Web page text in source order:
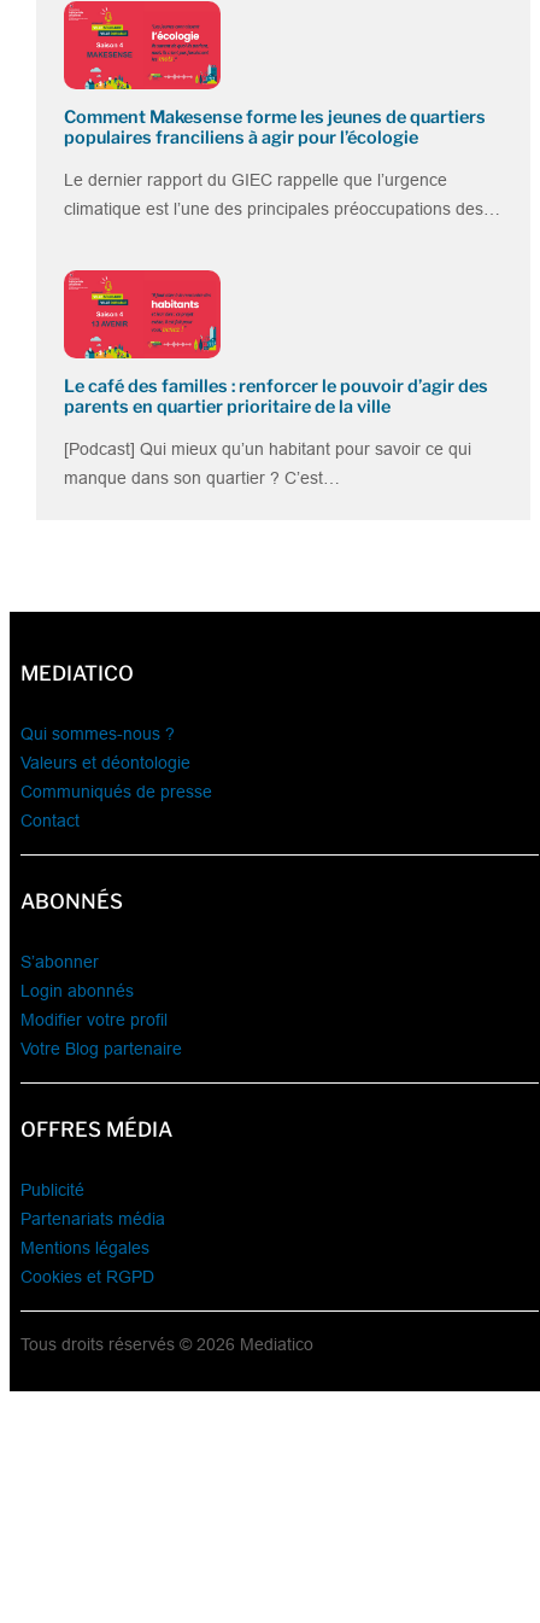
Comment Makesense forme les jeunes de quartiers
populaires franciliens à agir pour l’écologie
Le dernier rapport du GIEC rappelle que l’urgence
climatique est l’une des principales préoccupations des…
Le café des familles : renforcer le pouvoir d’agir des
parents en quartier prioritaire de la ville
[Podcast] Qui mieux qu’un habitant pour savoir ce qui
manque dans son quartier ? C’est…
MEDIATICO
Qui sommes-nous ?
Valeurs et déontologie
Communiqués de presse
Contact
ABONNÉS
S’abonner
Login abonnés
Modifier votre profil
Votre Blog partenaire
OFFRES MÉDIA
Publicité
Partenariats média
Mentions légales
Cookies et RGPD
Tous droits réservés © 2026 Mediatico